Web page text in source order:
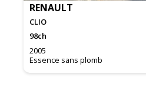
RENAULT
CLIO
98ch
2005
Essence sans plomb